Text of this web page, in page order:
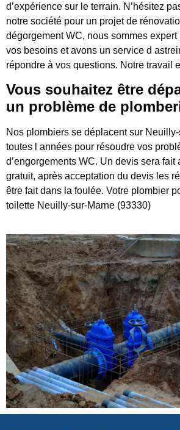
d’expérience sur le terrain. N’hésitez
notre société pour un projet de
dégorgement WC, nous sommes
vos besoins et avons un service d
répondre à vos questions. Notre travail
Vous souhaitez être
un problème de
Nos plombiers se déplacent sur
toutes l années pour résoudre vos
d’engorgements WC. Un devis sera
gratuit, après acceptation du devis les
être fait dans la foulée. Votre plombier
toilette Neuilly-sur-Marne (93330)